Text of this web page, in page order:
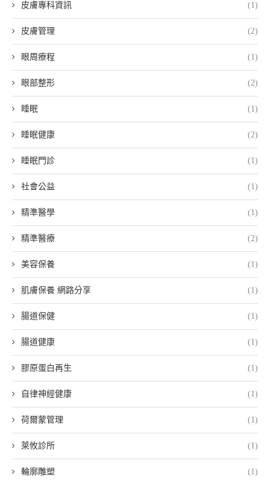
皮膚專科資訊 (1)
皮膚管理 (2)
眼周療程 (1)
眼部整形 (2)
睡眠 (1)
睡眠健康 (2)
睡眠門診 (1)
社會公益 (1)
精準醫學 (1)
精準醫療 (2)
美容保養 (1)
肌膚保養 網路分享 (1)
腸道保健 (1)
腸道健康 (1)
膠原蛋白再生 (1)
自律神經健康 (1)
荷爾蒙管理 (1)
萊攸診所 (1)
輪廓雕塑 (1)